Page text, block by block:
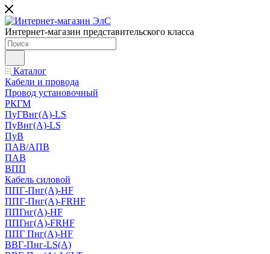
Интернет-магазин представительского класса
Каталог
Кабели и провода
Провод установочный
РКГМ
ПуГВнг(А)-LS
ПуВнг(А)-LS
ПуВ
ПАВ/АПВ
ПАВ
ВПП
Кабель силовой
ППГ-Пнг(А)-HF
ППГ-Пнг(А)-FRHF
ППГнг(А)-HF
ППГнг(А)-FRHF
ППГ Пнг(А)-HF
ВВГ-Пнг-LS(А)